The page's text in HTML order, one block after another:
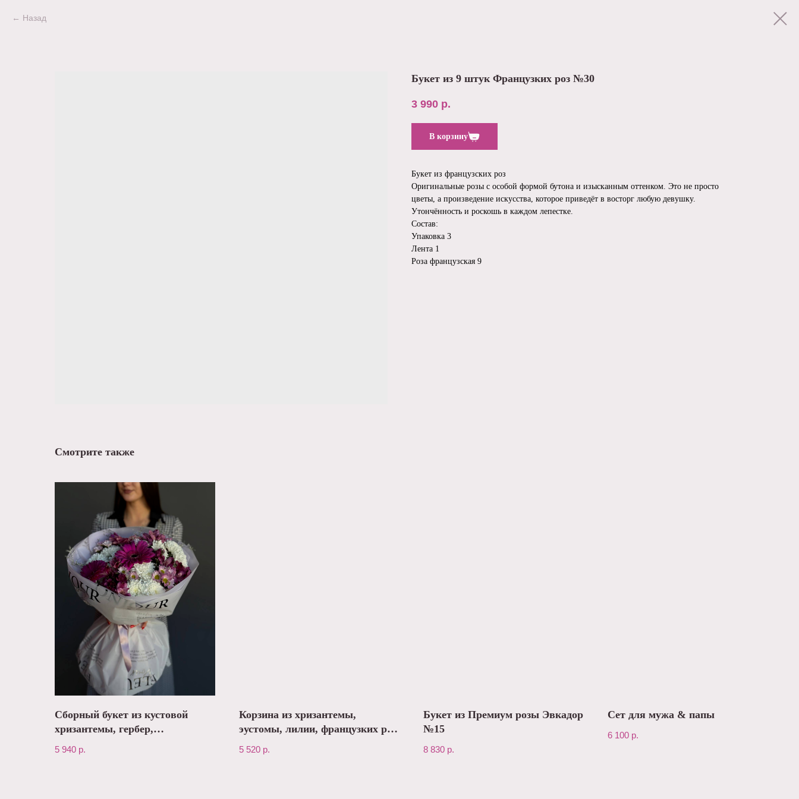
Назад
Букет из 9 штук Французких роз №30
3 990 р.
В корзину
Букет из французских роз
Оригинальные розы с особой формой бутона и изысканным оттенком. Это не просто
цветы, а произведение искусства, которое приведёт в восторг любую девушку.
Утончённость и роскошь в каждом лепестке.
Состав:
Упаковка 3
Лента 1
Роза французская 9
Смотрите также
Сборный букет из кустовой
хризантемы, гербер,
альстромерии №49
5 940 р.
Корзина из хризантемы,
эустомы, лилии, французких роз
№143
5 520 р.
Букет из Премиум розы Эвкадор
№15
8 830 р.
Сет для мужа & папы
6 100 р.